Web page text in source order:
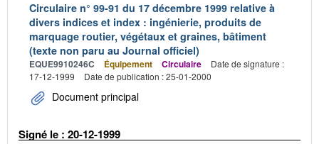
Circulaire n° 99-91 du 17 décembre 1999 relative à
divers indices et index : ingénierie, produits de
marquage routier, végétaux et graines, bâtiment
(texte non paru au Journal officiel)
EQUE9910246C Équipement Circulaire
Date de signature :
17-12-1999
Date de publication : 25-01-2000
Document principal
Signé le : 20-12-1999